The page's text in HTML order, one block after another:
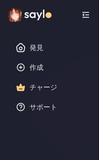
発見
作成
チャージ
サポート